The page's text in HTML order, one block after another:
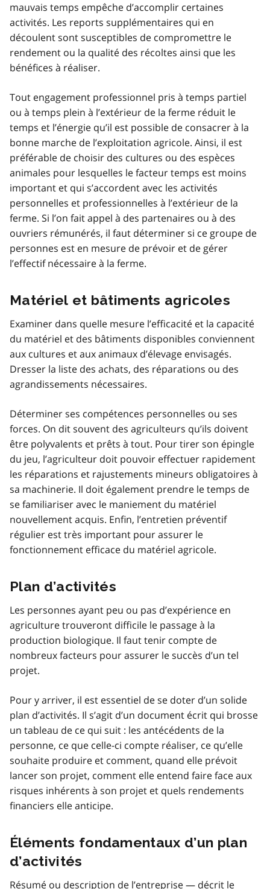
mauvais temps empêche d’accomplir certaines
activités. Les reports supplémentaires qui en
découlent sont susceptibles de compromettre le
rendement ou la qualité des récoltes ainsi que les
bénéfices à réaliser.
Tout engagement professionnel pris à temps partiel
ou à temps plein à l’extérieur de la ferme réduit le
temps et l’énergie qu’il est possible de consacrer à la
bonne marche de l’exploitation agricole. Ainsi, il est
préférable de choisir des cultures ou des espèces
animales pour lesquelles le facteur temps est moins
important et qui s’accordent avec les activités
personnelles et professionnelles à l’extérieur de la
ferme. Si l’on fait appel à des partenaires ou à des
ouvriers rémunérés, il faut déterminer si ce groupe de
personnes est en mesure de prévoir et de gérer
l’effectif nécessaire à la ferme.
Matériel et bâtiments agricoles
Examiner dans quelle mesure l’efficacité et la capacité
du matériel et des bâtiments disponibles conviennent
aux cultures et aux animaux d’élevage envisagés.
Dresser la liste des achats, des réparations ou des
agrandissements nécessaires.
Déterminer ses compétences personnelles ou ses
forces. On dit souvent des agriculteurs qu’ils doivent
être polyvalents et prêts à tout. Pour tirer son épingle
du jeu, l’agriculteur doit pouvoir effectuer rapidement
les réparations et rajustements mineurs obligatoires à
sa machinerie. Il doit également prendre le temps de
se familiariser avec le maniement du matériel
nouvellement acquis. Enfin, l’entretien préventif
régulier est très important pour assurer le
fonctionnement efficace du matériel agricole.
Plan d’activités
Les personnes ayant peu ou pas d’expérience en
agriculture trouveront difficile le passage à la
production biologique. Il faut tenir compte de
nombreux facteurs pour assurer le succès d’un tel
projet.
Pour y arriver, il est essentiel de se doter d’un solide
plan d’activités. Il s’agit d’un document écrit qui brosse
un tableau de ce qui suit : les antécédents de la
personne, ce que celle-ci compte réaliser, ce qu’elle
souhaite produire et comment, quand elle prévoit
lancer son projet, comment elle entend faire face aux
risques inhérents à son projet et quels rendements
financiers elle anticipe.
Éléments fondamentaux d’un plan
d’activités
Résumé ou description de l’entreprise — décrit le